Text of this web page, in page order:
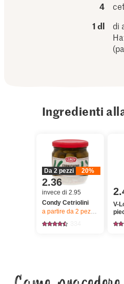
4
1 dl
di
Ingredienti
Da 2 pezzi 20%
2.36
invece di 2.95
Condy Cetriolini
a partire da 2 pezzi, Offerta
V-